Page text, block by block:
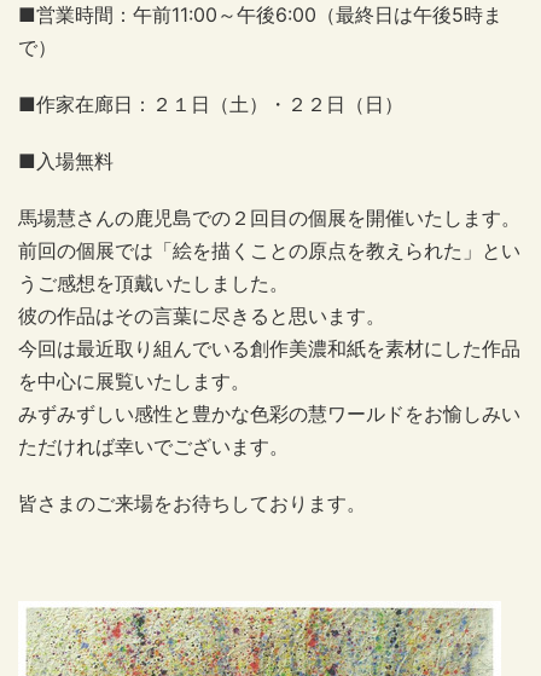
■営業時間：午前11:00～午後6:00（最終日は午後5時ま
で）
■作家在廊日：２１日（土）・２２日（日）
■入場無料
馬場慧さんの鹿児島での２回目の個展を開催いたします。
前回の個展では「絵を描くことの原点を教えられた」とい
うご感想を頂戴いたしました。
彼の作品はその言葉に尽きると思います。
今回は最近取り組んでいる創作美濃和紙を素材にした作品
を中心に展覧いたします。
みずみずしい感性と豊かな色彩の慧ワールドをお愉しみい
ただければ幸いでございます。
皆さまのご来場をお待ちしております。